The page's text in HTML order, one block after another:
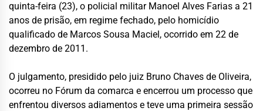
quinta-feira (23), o policial militar Manoel Alves Farias a 21
anos de prisão, em regime fechado, pelo homicídio
qualificado de Marcos Sousa Maciel, ocorrido em 22 de
dezembro de 2011.
O julgamento, presidido pelo juiz Bruno Chaves de Oliveira,
ocorreu no Fórum da comarca e encerrou um processo que
enfrentou diversos adiamentos e teve uma primeira sessão